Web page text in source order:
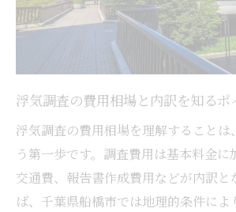
実績豊富な浮気調査会社が選
浮気調査の成功率を高める
成功率が高い浮気調査会社の
浮気調査の成功事例から学ぶ
悪質業者を避ける浮気調査比較術
悪質な浮気調査業者の見分
浮気調査業者を比較して信
浮気調査の費用相場と内訳を知るポ
浮気調査の費用相場を理解することは
う第一歩です。調査費用は基本料金
交通費、報告書作成費用などが内訳と
ば、千葉県船橋市では地理的条件によ